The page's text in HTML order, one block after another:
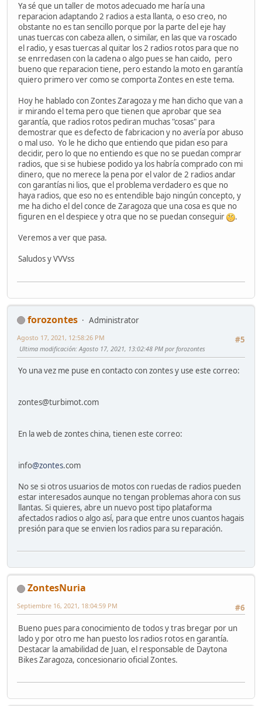
Ya sé que un taller de motos adecuado me haría una
reparacion adaptando 2 radios a esta llanta, o eso creo, no
obstante no es tan sencillo porque por la parte del eje hay
unas tuercas con cabeza allen, o similar, en las que va roscado
el radio, y esas tuercas al quitar los 2 radios rotos para que no
se enrredasen con la cadena o algo pues se han caido, pero
bueno que reparacion tiene, pero estando la moto en garantía
quiero primero ver como se comporta Zontes en este tema.
Hoy he hablado con Zontes Zaragoza y me han dicho que van a
ir mirando el tema pero que tienen que aprobar que sea
garantía, que radios rotos pediran muchas "cosas" para
demostrar que es defecto de fabricacion y no avería por abuso
o mal uso. Yo le he dicho que entiendo que pidan eso para
decidir, pero lo que no entiendo es que no se puedan comprar
radios, que si se hubiese podido ya los habría comprado con mi
dinero, que no merece la pena por el valor de 2 radios andar
con garantías ni lios, que el problema verdadero es que no
haya radios, que eso no es entendible bajo ningún concepto, y
me ha dicho el del conce de Zaragoza que una cosa es que no
figuren en el despiece y otra que no se puedan conseguir
.
Veremos a ver que pasa.
Saludos y VVVss
forozontes
Administrator
#5
Agosto 17, 2021, 12:58:26 PM
Ultima modificación: Agosto 17, 2021, 13:02:48 PM por forozontes
Yo una vez me puse en contacto con zontes y use este correo:
zontes@turbimot.com
En la web de zontes china, tienen este correo:
info@zontes.com
No se si otros usuarios de motos con ruedas de radios pueden
estar interesados aunque no tengan problemas ahora con sus
llantas. Si quieres, abre un nuevo post tipo plataforma
afectados radios o algo así, para que entre unos cuantos hagais
presión para que se envien los radios para su reparación.
ZontesNuria
#6
Septiembre 16, 2021, 18:04:59 PM
Bueno pues para conocimiento de todos y tras bregar por un
lado y por otro me han puesto los radios rotos en garantía.
Destacar la amabilidad de Juan, el responsable de Daytona
Bikes Zaragoza, concesionario oficial Zontes.